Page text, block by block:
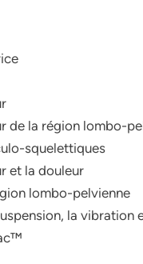
de la région lombo-
squelettiques
et la douleur
lombo-pelvienne
la vibration